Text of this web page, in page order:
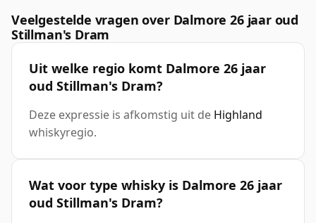
Veelgestelde vragen over Dalmore 26 jaar oud
Stillman's Dram
Uit welke regio komt Dalmore 26 jaar
oud Stillman's Dram?
Deze expressie is afkomstig uit de Highland
whiskyregio.
Wat voor type whisky is Dalmore 26 jaar
oud Stillman's Dram?